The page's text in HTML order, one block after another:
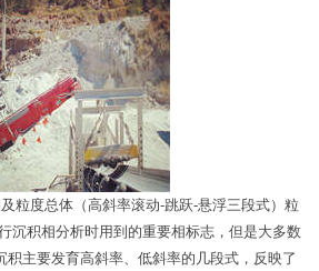
粒度总体（高斜率滚动-跳跃-悬浮三段式）粒
沉积相分析时用到的重要相标志，但是大多数
积主要发育高斜率、低斜率的几段式，反映了